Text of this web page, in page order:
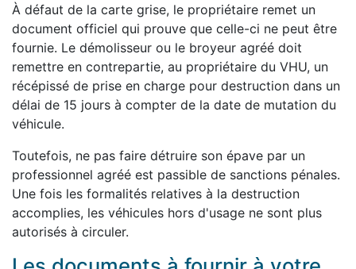
À défaut de la carte grise, le propriétaire remet un
document officiel qui prouve que celle-ci ne peut être
fournie. Le démolisseur ou le broyeur agréé doit
remettre en contrepartie, au propriétaire du VHU, un
récépissé de prise en charge pour destruction dans un
délai de 15 jours à compter de la date de mutation du
véhicule.
Toutefois, ne pas faire détruire son épave par un
professionnel agréé est passible de sanctions pénales.
Une fois les formalités relatives à la destruction
accomplies, les véhicules hors d'usage ne sont plus
autorisés à circuler.